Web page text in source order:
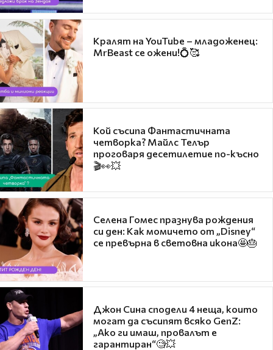
Кралят на YouTube – младоженец:
MrBeast се ожени!💍🥰
Кой съсипа Фантастичната
четворка? Майлс Телър
проговаря десетилетие по-късно
🎬👀💥
Селена Гомес празнува рождения
си ден: Как момичето от „Disney“
се превърна в световна икона🤩🎂
Джон Сина сподели 4 неща, които
могат да съсипят всяко GenZ:
„Ако ги имаш, провалът е
гарантиран“🧐💥